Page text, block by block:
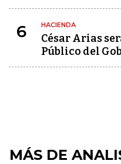
6 HACIENDA
César Arias
Público del
MÁS DE